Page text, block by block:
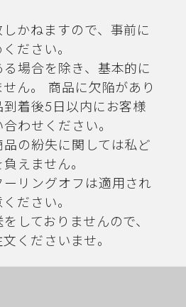
かねますので、事前に
ださい。
場合を除き、基本的に
ん。 商品に欠陥があり
着後5日以内にお客様
わせください。
の紛失に関しては私ど
えません。
リングオフは適用され
ださい。
しておりませんので、
くださいませ。